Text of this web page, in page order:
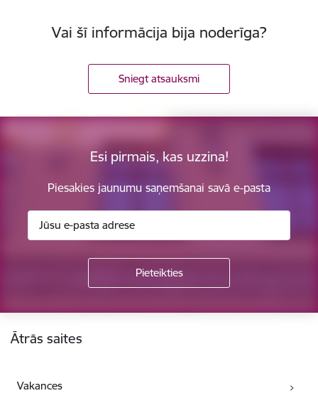
Vai šī informācija bija noderīga?
Sniegt atsauksmi
Esi pirmais, kas uzzina!
Piesakies jaunumu saņemšanai savā e-pasta
Ātrās saites
Vakances